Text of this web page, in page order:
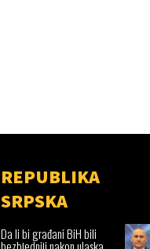
REPUBLIKA
SRPSKA
Da li bi građani BiH bili